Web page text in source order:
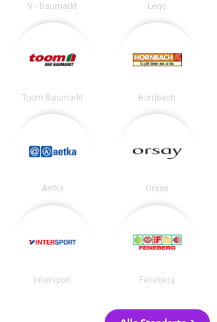
V - Baumarkt Lego
Toom Baumarkt Hornbach
Aetka Orsay
Intersport Feneberg